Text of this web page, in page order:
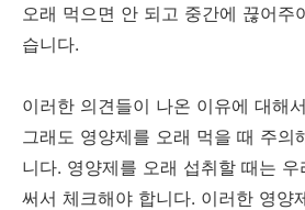
오래 먹으면 안 되고 중간에 끊어주
습니다.
이러한 의견들이 나온 이유에 대해
그래도 영양제를 오래 먹을 때 주의
니다. 영양제를 오래 섭취할 때는
써서 체크해야 합니다. 이러한 영양